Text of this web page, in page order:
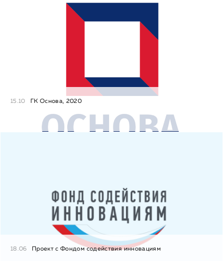
15.10 ГК Основа, 2020
18.06 Проект с Фондом содействия инновациям